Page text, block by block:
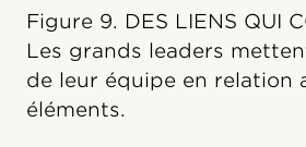
Figure 9. DES LIENS QUI
Les grands leaders
de leur équipe en relation
éléments.